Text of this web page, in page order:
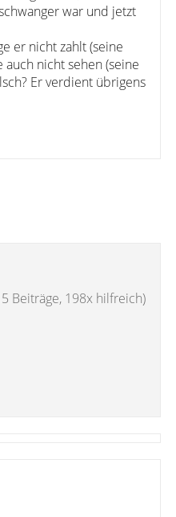
war und jetzt
er nicht zahlt (seine
auch nicht sehen (seine
Er verdient übrigens
Beiträge, 198x hilfreich)